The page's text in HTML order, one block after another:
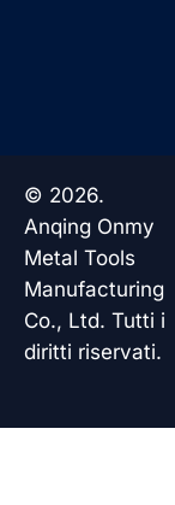
© 2026.
Anqing Onmy
Metal Tools
Manufacturing
Co., Ltd. Tutti i
diritti riservati.